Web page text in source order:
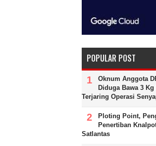
POPULAR POST
Oknum Anggota
Diduga Bawa 3
Terjaring Operasi
Ploting Point,
Penertiban
Satlantas